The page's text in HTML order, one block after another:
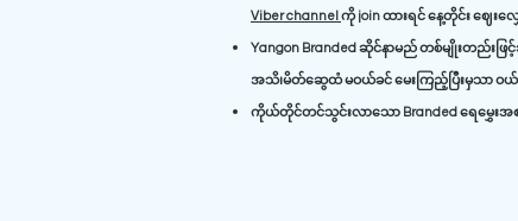
Viber channel ကို join ထားရင် နေ့တိုင်း ဈေး
Yangon Branded ဆိုင်နာမည် တစ်မျိုးတည်းဖြ
အသိ၊မိတ်ဆွေထံ မဝယ်ခင် မေးကြည့်ပြီးမှသာ
ကိုယ်တိုင်တင်သွင်းလာသော Branded ရေမွှေးအစစ်